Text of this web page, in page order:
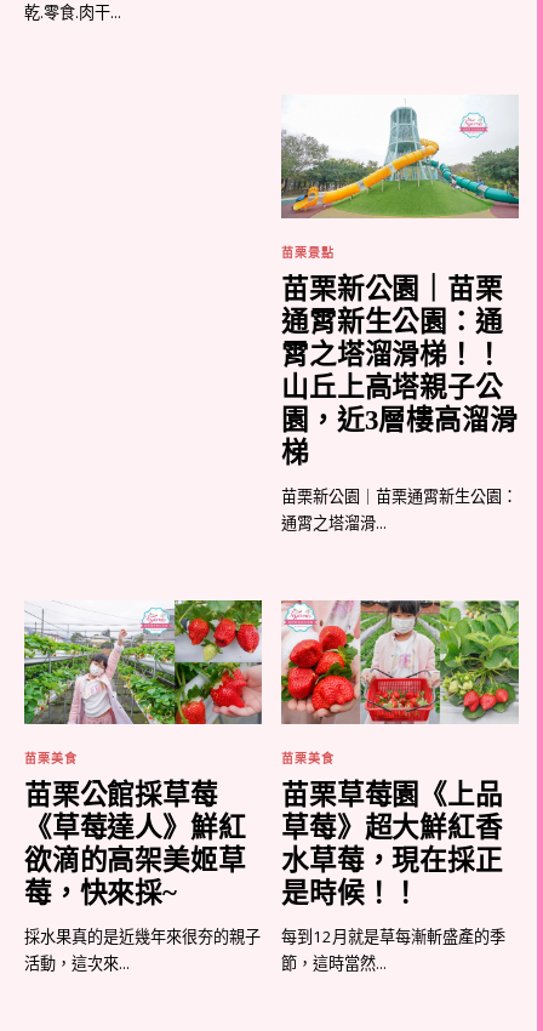
乾.零食.肉干...
苗栗景點
苗栗新公園｜苗栗
通霄新生公園：通
霄之塔溜滑梯！！
山丘上高塔親子公
園，近3層樓高溜滑
梯
苗栗新公園｜苗栗通霄新生公園：
通霄之塔溜滑...
苗栗美食
苗栗公館採草莓
《草莓達人》鮮紅
欲滴的高架美姬草
莓，快來採~
採水果真的是近幾年來很夯的親子
活動，這次來...
苗栗美食
苗栗草莓園《上品
草莓》超大鮮紅香
水草莓，現在採正
是時候！！
每到12月就是草每漸斬盛產的季
節，這時當然...